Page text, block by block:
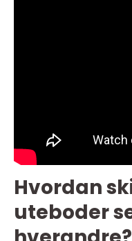
Hvordan
uteboder